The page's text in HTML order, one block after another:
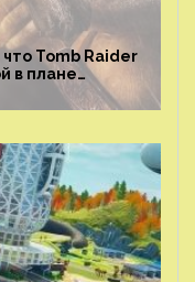
Tomb Raider
в плане